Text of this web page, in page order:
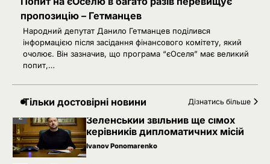
пропозицію – Гетманцев
Народний депутат Данило Гетманцев поділився
інформацією після засідання фінансового комітету, який
очолює. Він зазначив, що програма “єОселя” має великий
попит,…
Тільки достовірні новини Дізнатись більше
5
Зеленський заявив про можливу
допомогу ОАЕ в Чорному морі
Ivanov Ponomarenko
2
Зеленський звільнив ще сімох
керівників дипломатичних місій
Ivanov Ponomarenko